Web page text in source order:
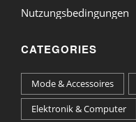
Nutzungsbedingungen
CATEGORIES
Mode & Accessoires
Elektronik & Computer